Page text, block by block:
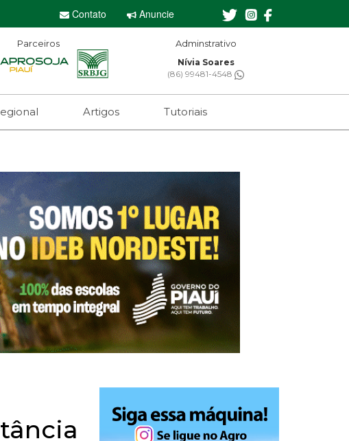
Contato Anuncie
Parceiros Editor-chefe
Sebastian Eugênio
(61) 99650-2473
Adminstrativo
Nívia Soares
(86) 99481-4548
Artigos Tutoriais